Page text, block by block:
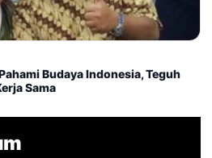
Budaya Indonesia, Teguh
Sama